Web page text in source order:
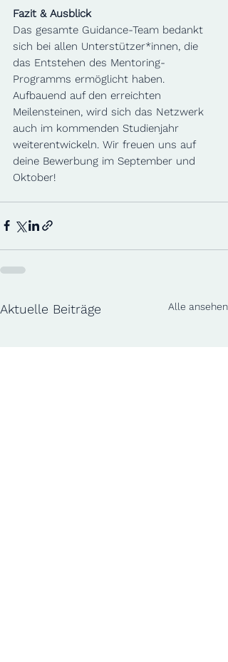
Fazit & Ausblick
Das gesamte Guidance-Team bedankt
sich bei allen Unterstützer*innen, die
das Entstehen des Mentoring-
Programms ermöglicht haben.
Aufbauend auf den erreichten
Meilensteinen, wird sich das Netzwerk
auch im kommenden Studienjahr
weiterentwickeln. Wir freuen uns auf
deine Bewerbung im September und
Oktober!
Aktuelle Beiträge Alle ansehen